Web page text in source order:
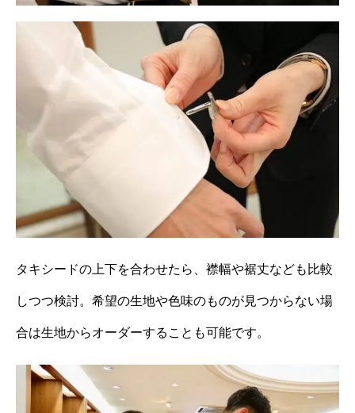
タキシードの上下を合わせたら、襟幅や裾丈なども比較
しつつ検討。希望の生地や色味のものが見つからない場
合は生地からオーダーすることも可能です。